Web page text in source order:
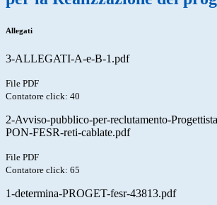
Allegati
3-ALLEGATI-A-e-B-1.pdf
File PDF
Contatore click: 40
2-Avviso-pubblico-per-reclutamento-
PON-FESR-reti-cablate.pdf
File PDF
Contatore click: 65
1-determina-PROGET-fesr-43813.pdf